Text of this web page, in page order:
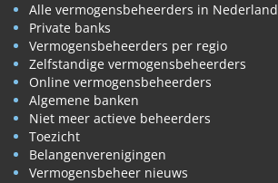
Alle vermogensbeheerders in Nederland
Private banks
Vermogensbeheerders per regio
Zelfstandige vermogensbeheerders
Online vermogensbeheerders
Algemene banken
Niet meer actieve beheerders
Toezicht
Belangenverenigingen
Vermogensbeheer nieuws